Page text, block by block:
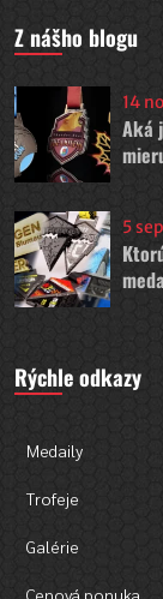
Z nášho blogu
14
Aká
5
Rýchle odkazy
Medaily
Trofeje
Galérie
Cenová ponuka